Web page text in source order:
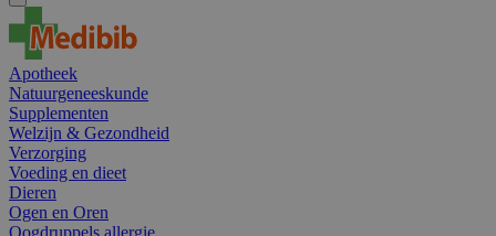
Apotheek
Natuurgeneeskunde
Supplementen
Welzijn & Gezondheid
Verzorging
Voeding en dieet
Dieren
Ogen en Oren
Oogdruppels allergie